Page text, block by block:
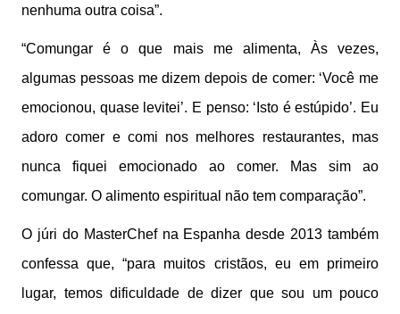
nenhuma outra coisa”.
“Comungar é o que mais me alimenta, Às vezes,
algumas pessoas me dizem depois de comer: ‘Você me
emocionou, quase levitei’. E penso: ‘Isto é estúpido’. Eu
adoro comer e comi nos melhores restaurantes, mas
nunca fiquei emocionado ao comer. Mas sim ao
comungar. O alimento espiritual não tem comparação”.
O júri do MasterChef na Espanha desde 2013 também
confessa que, “para muitos cristãos, eu em primeiro
lugar, temos dificuldade de dizer que sou um pouco